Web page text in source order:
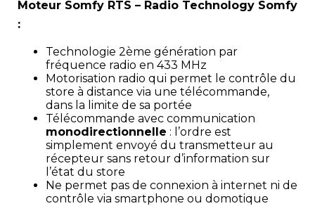
Moteur Somfy RTS – Radio Technology Somfy
:
Technologie 2ème génération par
fréquence radio en 433 MHz
Motorisation radio qui permet le contrôle du
store à distance via une télécommande,
dans la limite de sa portée
Télécommande avec communication
monodirectionnelle : l’ordre est
simplement envoyé du transmetteur au
récepteur sans retour d’information sur
l’état du store
Ne permet pas de connexion à internet ni de
contrôle via smartphone ou domotique